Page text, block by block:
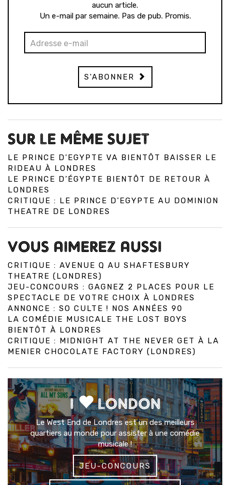
aucun article.
Un e-mail par semaine. Pas de pub. Promis.
S'ABONNER
SUR LE MÊME SUJET
LE PRINCE D'EGYPTE VA BIENTÔT BAISSER LE
RIDEAU À LONDRES
LE PRINCE D’ÉGYPTE BIENTÔT DE RETOUR À
LONDRES
CRITIQUE : LE PRINCE D'EGYPTE AU DOMINION
THEATRE DE LONDRES
VOUS AIMEREZ AUSSI
CRITIQUE : AVENUE Q AU SHAFTESBURY
THEATRE (LONDRES)
JEU-CONCOURS : GAGNEZ 2 PLACES POUR LE
SPECTACLE DE VOTRE CHOIX À LONDRES
ANNONCE : SO CULTE ! NOS ANNÉES 90
LA COMÉDIE MUSICALE THE LOST BOYS
BIENTÔT À LONDRES
CRITIQUE : MIDNIGHT AT THE NEVER GET À LA
MENIER CHOCOLATE FACTORY (LONDRES)
I LONDON
Le West End de Londres est un des meilleurs
quartiers au monde pour assister à une comédie
musicale !
JEU-CONCOURS